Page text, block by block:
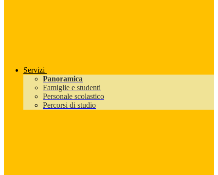
Servizi
Panoramica
Famiglie e studenti
Personale scolastico
Percorsi di studio